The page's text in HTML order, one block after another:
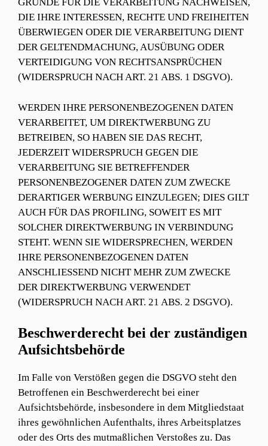
GRÜNDE FÜR DIE VERARBEITUNG NACHWEISEN,
DIE IHRE INTERESSEN, RECHTE UND FREIHEITEN
ÜBERWIEGEN ODER DIE VERARBEITUNG DIENT
DER GELTENDMACHUNG, AUSÜBUNG ODER
VERTEIDIGUNG VON RECHTSANSPRÜCHEN
(WIDERSPRUCH NACH ART. 21 ABS. 1 DSGVO).
WERDEN IHRE PERSONENBEZOGENEN DATEN
VERARBEITET, UM DIREKTWERBUNG ZU
BETREIBEN, SO HABEN SIE DAS RECHT,
JEDERZEIT WIDERSPRUCH GEGEN DIE
VERARBEITUNG SIE BETREFFENDER
PERSONENBEZOGENER DATEN ZUM ZWECKE
DERARTIGER WERBUNG EINZULEGEN; DIES GILT
AUCH FÜR DAS PROFILING, SOWEIT ES MIT
SOLCHER DIREKTWERBUNG IN VERBINDUNG
STEHT. WENN SIE WIDERSPRECHEN, WERDEN
IHRE PERSONENBEZOGENEN DATEN
ANSCHLIESSEND NICHT MEHR ZUM ZWECKE
DER DIREKTWERBUNG VERWENDET
(WIDERSPRUCH NACH ART. 21 ABS. 2 DSGVO).
Beschwerde­recht bei der zuständigen
Aufsichts­behörde
Im Falle von Verstößen gegen die DSGVO steht den
Betroffenen ein Beschwerderecht bei einer
Aufsichtsbehörde, insbesondere in dem Mitgliedstaat
ihres gewöhnlichen Aufenthalts, ihres Arbeitsplatzes
oder des Orts des mutmaßlichen Verstoßes zu. Das